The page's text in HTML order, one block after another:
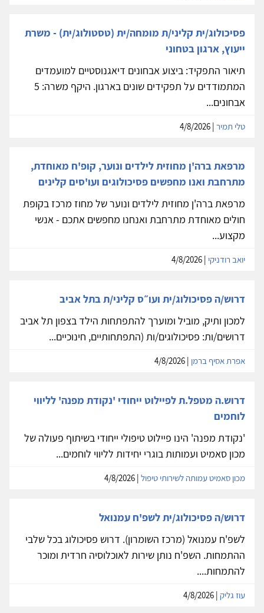
פסיכולוג/ית קליני/ת מומחה/ית (טסטולוג/ית) - משרת
ייעוץ, ארגון בטחוני
תיאור התפקיד: ביצוע אבחונים דיאגנוסטיים למועמדים
המתמודדים על תפקידים שונים בארגון. היקף משרה: 5
אבחונים...
טלי תמיר
מרפאת ברה'ן מחוזית לילדים ונוער, קופ'ח מאוחדת,
מתרחבת ואנו מחפשים פסיכולוגים ועו'סים קלינים
מרפאת ברה'ן מחוזית לילדים ונוער של מחוז מרכז בקופת
חולים מאוחדת מתרחבת ואנחנו מחפשים אתכם - אנשי
מקצוע...
יואב רודניקי
דרוש/ה פסיכולוג/ית ועו״ס קליני/ת בתל אביב
למכון ותיק, מוביל ומוערך להתפתחות הילד בצפון תל אביב
דרושים/ות: פסיכולוגים/ות (התפתחותיים, חינוכיים...
אפרת אסיף ברמן
דרוש.ה מטפל.ת לפיילוט ייחודי 'נקודת מפנה' לליווי
לוחמים
'נקודת מפנה' הינו פיילוט טיפולי ייחודי בשיתוף פעולה של
מכון סאמיט ועמותות בוגרי יחידות לליווי לוחמים...
מכון סאמיט עמותה לשירותי טיפול
דרוש/ה פסיכולוג/ית לשפ'ח עמנואל
לשפ'ח עמנואל (מרכז השומרון). דרוש פסיכולוג בכל שלבי
ההתמחות. השפ'ח נותן שירות לאוכלוסיה חרדית ומוכר
להתמחות....
עוז גליק